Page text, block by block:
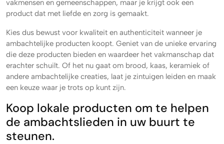
vakmensen en gemeenschappen, maar je krijgt ook een
product dat met liefde en zorg is gemaakt.
Kies dus bewust voor kwaliteit en authenticiteit wanneer je
ambachtelijke producten koopt. Geniet van de unieke ervaring
die deze producten bieden en waardeer het vakmanschap dat
erachter schuilt. Of het nu gaat om brood, kaas, keramiek of
andere ambachtelijke creaties, laat je zintuigen leiden en maak
een keuze waar je trots op kunt zijn.
Koop lokale producten om te helpen
de ambachtslieden in uw buurt te
steunen.